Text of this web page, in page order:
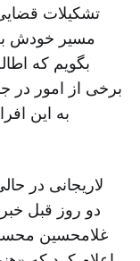
تشکیلات
مسیر خودش به
بگویم که
به این
لاریجانی در
دو روز قبل
غلامحسین